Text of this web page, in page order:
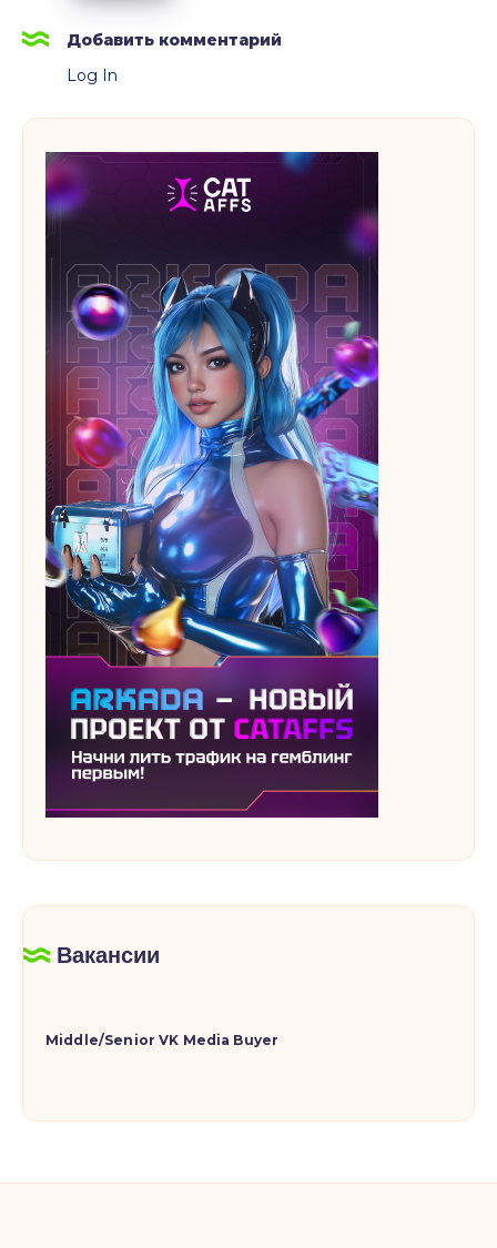
трафик
и
своих
Добавить комментарий
Log In
Вакансии
Middle/Senior VK Media Buyer